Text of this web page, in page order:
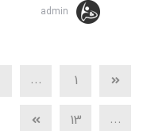
admin
1
...
...
13